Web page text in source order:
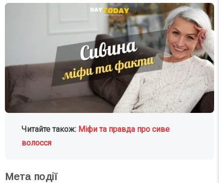
Читайте також: Міфи та правда про сиве
волосся
Мета події